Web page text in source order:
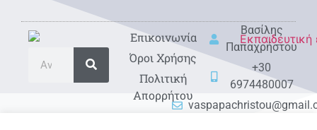
Eπικοινωνία
Όροι Χρήσης
Πολιτική
Απορρήτου
Βασίλης
Παπαχρήστου
+30
6974480007